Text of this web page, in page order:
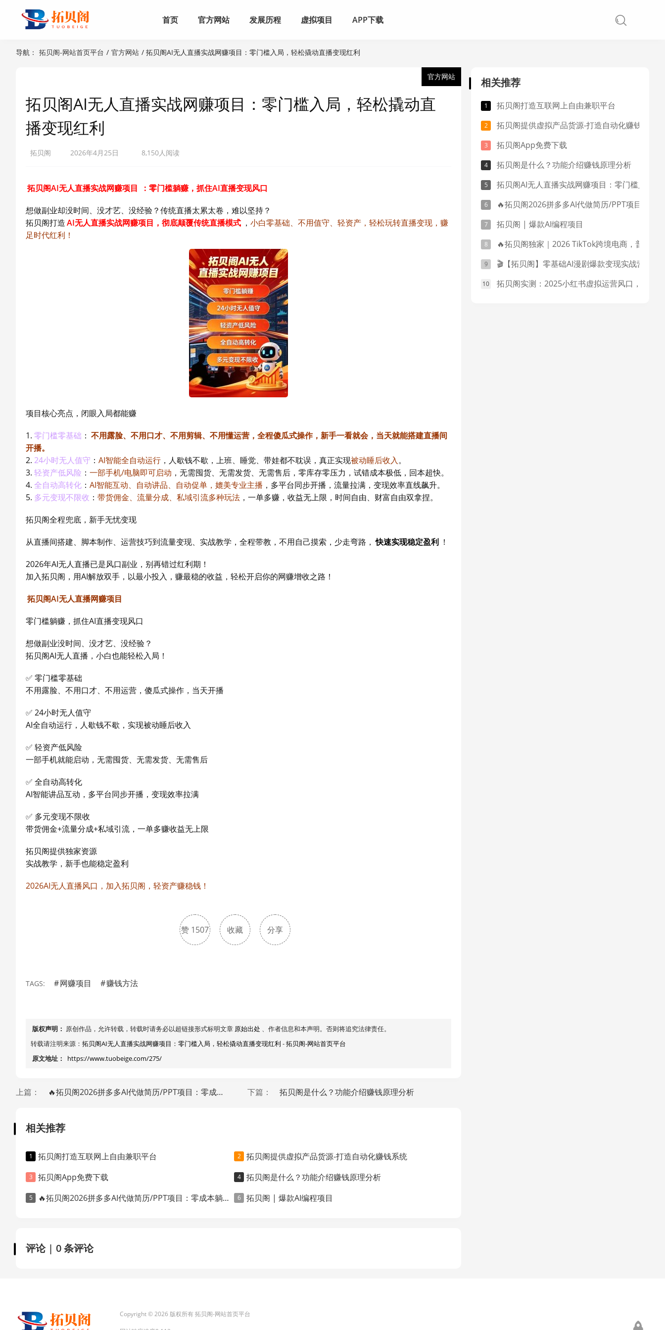
首页 官方网站 发展历程 虚拟项目 APP下载
导航： 拓贝阁-网站首页平台 / 官方网站 / 拓贝阁AI无人直播实战网赚项目：零门槛入局，轻松撬动直播变现红利
官方网站
拓贝阁AI无人直播实战网赚项目：零门槛入局，轻松撬动直
播变现红利
拓贝阁 2026年4月25日 8,150人阅读
拓贝阁AI无人直播实战网赚项目 ：零门槛躺赚，抓住AI直播变现风口
想做副业却没时间、没才艺、没经验？传统直播太累太卷，难以坚持？
拓贝阁打造AI无人直播实战网赚项目，彻底颠覆传统直播模式 ， 小白零基础、不用值守、轻资产，轻松玩转直播变现，赚
足时代红利！
项目核心亮点，闭眼入局都能赚
1. 零门槛零基础 ： 不用露脸、不用口才、不用剪辑、不用懂运营，全程傻瓜式操作，新手一看就会，当天就能搭建直播间
开播。
2. 24小时无人值守 ： AI智能全自动运行 ，人歇钱不歇，上班、睡觉、带娃都不耽误，真正实现被动睡后收入。
3. 轻资产低风险 ： 一部手机/电脑即可启动 ，无需囤货、无需发货、无需售后，零库存零压力，试错成本极低，回本超快。
4. 全自动高转化 ： AI智能互动、自动讲品、自动促单，媲美专业主播 ，多平台同步开播，流量拉满，变现效率直线飙升。
5. 多元变现不限收 ： 带货佣金、流量分成、私域引流多种玩法 ，一单多赚，收益无上限，时间自由、财富自由双拿捏。
拓贝阁全程兜底，新手无忧变现
从直播间搭建、脚本制作、运营技巧到流量变现、实战教学，全程带教，不用自己摸索，少走弯路， 快速实现稳定盈利 ！
2026年AI无人直播已是风口副业，别再错过红利期！
加入拓贝阁，用AI解放双手，以最小投入，赚最稳的收益，轻松开启你的网赚增收之路！
拓贝阁AI无人直播网赚项目
零门槛躺赚，抓住AI直播变现风口
想做副业没时间、没才艺、没经验？
拓贝阁AI无人直播，小白也能轻松入局！
✅ 零门槛零基础
不用露脸、不用口才、不用运营，傻瓜式操作，当天开播
✅ 24小时无人值守
AI全自动运行，人歇钱不歇，实现被动睡后收入
✅ 轻资产低风险
一部手机就能启动，无需囤货、无需发货、无需售后
✅ 全自动高转化
AI智能讲品互动，多平台同步开播，变现效率拉满
✅ 多元变现不限收
带货佣金+流量分成+私域引流，一单多赚收益无上限
拓贝阁提供独家资源
实战教学，新手也能稳定盈利
2026AI无人直播风口，加入拓贝阁，轻资产赚稳钱！
赞1507 收藏 分享
TAGS: 网赚项目 赚钱方法
版权声明： 原创作品，允许转载，转载时请务必以超链接形式标明文章 原始出处 、作者信息和本声明。否则将追究法律责任。
转载请注明来源： 拓贝阁AI无人直播实战网赚项目：零门槛入局，轻松撬动直播变现红利 -拓贝阁-网站首页平台
原文地址：
https://www.tuobeige.com/275/
上篇： 🔥拓贝阁2026拼多多AI代做简历/PPT项目：零成本躺赚，信息差轻松变现 下篇： 拓贝阁是什么？功能介绍赚钱原理分析
相关推荐
拓贝阁打造互联网上自由兼职平台
拓贝阁提供虚拟产品货源-打造自动化赚钱系统
拓贝阁App免费下载
拓贝阁是什么？功能介绍赚钱原理分析
🔥拓贝阁2026拼多多AI代做简历/PPT项目：零成本躺赚，信息差轻松变现
拓贝阁 | 爆款AI编程项目
评论 | 0 条评论
相关推荐
拓贝阁打造互联网上自由兼职平台
拓贝阁提供虚拟产品货源-打造自动化赚钱系统
拓贝阁App免费下载
拓贝阁是什么？功能介绍赚钱原理分析
拓贝阁AI无人直播实战网赚项目：零门槛入局，轻松撬动直播变现红利
🔥拓贝阁2026拼多多AI代做简历/PPT项目：零成本躺赚，信息差轻松变现
拓贝阁 | 爆款AI编程项目
🔥拓贝阁独家｜2026 TikTok跨境电商，普通人也能从0到1跑通的搞钱玩法！
🎬【拓贝阁】零基础AI漫剧爆款变现实战营
拓贝阁实测：2025小红书虚拟运营风口，零成本矩阵玩法，普通人也能月入过万！
Copyright © 2026 版权所有 拓贝阁-网站首页平台